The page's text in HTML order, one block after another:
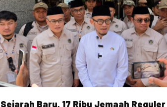
Sejarah Baru, 17 Ribu Jemaah Reguler